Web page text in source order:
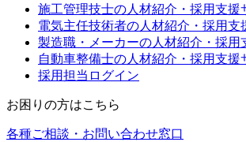
施工管理技士の人材紹介・採用支援
電気主任技術者の人材紹介・採用支
製造職・メーカーの人材紹介・採用
自動車整備士の人材紹介・採用支援
採用担当ログイン
お困りの方はこちら
各種ご相談・お問い合わせ窓口